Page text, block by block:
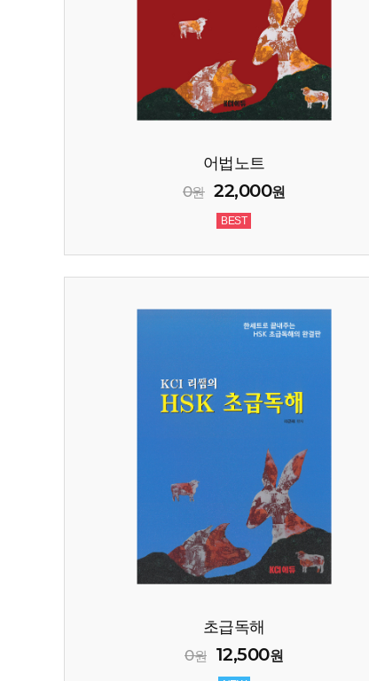
어법노트
0원 22,000원
BEST
초급독해
0원 12,500원